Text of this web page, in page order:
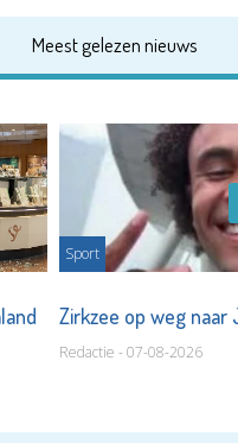
Meest gelezen nieuws
Sport
Zirkzee op weg
Redactie - 07-08-2026